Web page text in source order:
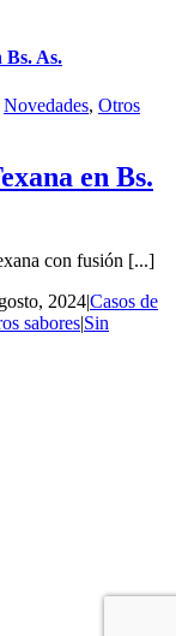
Bs. As.
Novedades, Otros
en Bs.
con fusión [...]
2024|Casos de
sabores|Sin